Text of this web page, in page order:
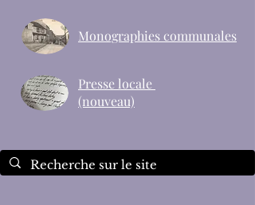
Monographies communales
Presse locale
(nouveau)